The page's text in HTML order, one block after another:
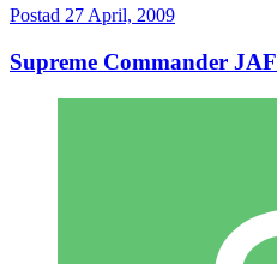
Postad 27 April, 2009
Supreme Commander JAF